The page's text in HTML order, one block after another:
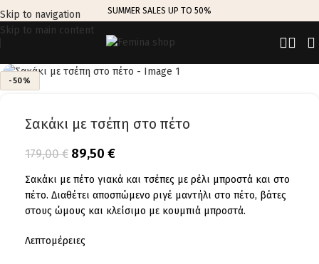
Skip to navigation
Skip to main content
SUMMER SALES UP TO 50%
-50%
Σακάκι με τσέπη στο πέτο
179,00€ 89,50 €
Σακάκι με πέτο γιακά και τσέπες με ρέλι μπροστά και στο
πέτο. Διαθέτει αποσπώμενο ριγέ μαντήλι στο πέτο, βάτες
στους ώμους και κλείσιμο με κουμπιά μπροστά.
Λεπτομέρειες